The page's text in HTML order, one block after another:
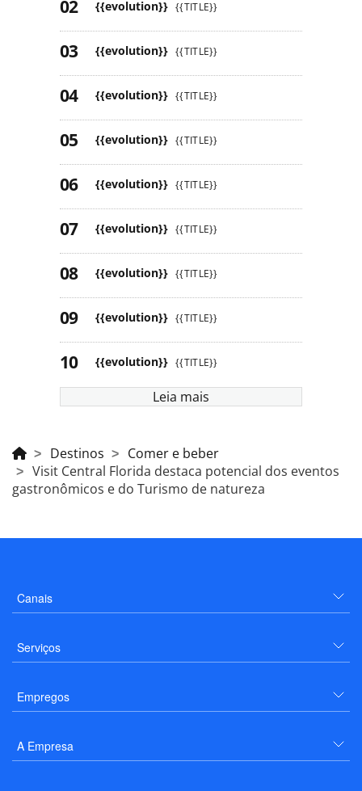
{{evolution}} {{TITLE}}
{{evolution}} {{TITLE}}
{{evolution}} {{TITLE}}
{{evolution}} {{TITLE}}
{{evolution}} {{TITLE}}
{{evolution}} {{TITLE}}
{{evolution}} {{TITLE}}
{{evolution}} {{TITLE}}
{{evolution}} {{TITLE}}
Leia mais
Destinos
Comer e beber
Visit Central Florida destaca potencial dos eventos
gastronômicos e do Turismo de natureza
Canais
Serviços
Empregos
A Empresa